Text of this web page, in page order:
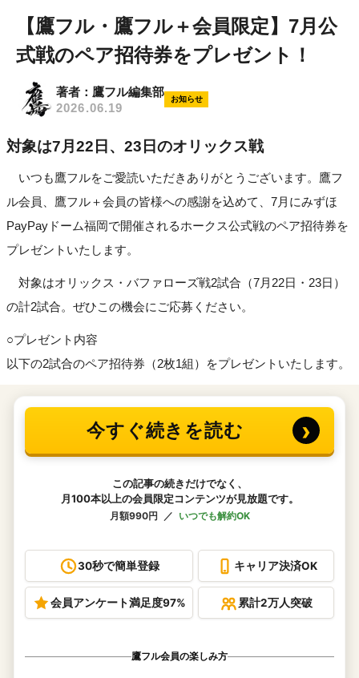
【鷹フル・鷹フル＋会員限定】7月公
式戦のペア招待券をプレゼント！
著者：鷹フル編集部
2026.06.19
お知らせ
対象は7月22日、23日のオリックス戦
いつも鷹フルをご愛読いただきありがとうございます。鷹フ
ル会員、鷹フル＋会員の皆様への感謝を込めて、7月にみずほ
PayPayドーム福岡で開催されるホークス公式戦のペア招待券を
プレゼントいたします。
対象はオリックス・バファローズ戦2試合（7月22日・23日）
の計2試合。ぜひこの機会にご応募ください。
○プレゼント内容
以下の2試合のペア招待券（2枚1組）をプレゼントいたします。